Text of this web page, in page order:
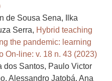
de Sousa Sena, Ilka
Serra, Hybrid teaching
the pandemic: learning
On-line: v. 18 n. 43 (2023)
dos Santos, Paulo Victor
Alessandro Jatobá, Ana